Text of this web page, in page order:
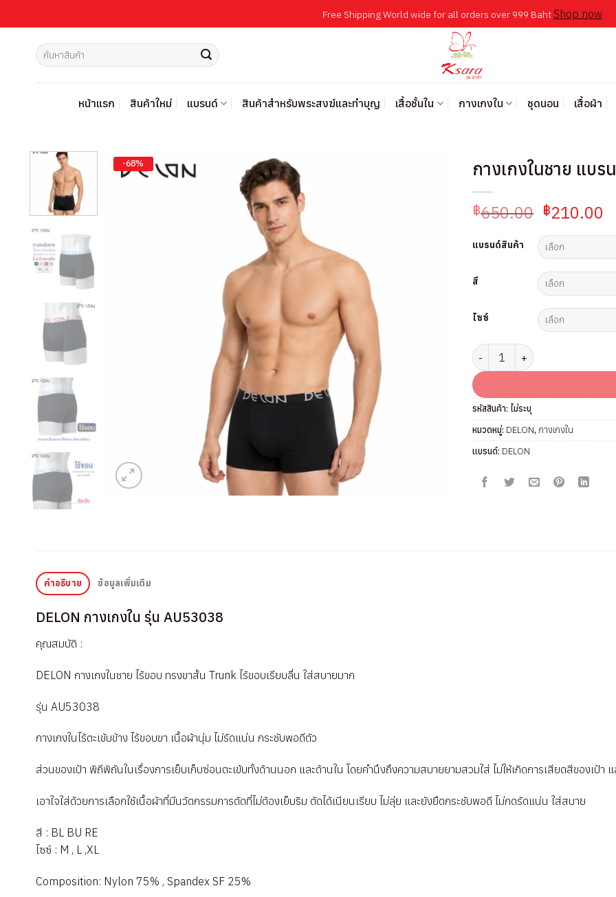
ไป
Free Shipping World wide for all orders over 999 Baht Shop now
ค้นหา:
หน้าแรก สินค้าใหม่ แบรนด์ สินค้าสำหรับพระสงฆ์และทำบุญ เสื้อชั้นใน กางเกงใน ชุดนอน เสื้อผ้า
-68% กางเกงในชาย แบร
฿650.00 Original
was:
฿650.00.
฿210.00
แบรนด์สินค้า
สี
ไซซ์
จำนวน กางเกงในชาย แบรนด์
รหัสสินค้า: ไม่ระบุ
หมวดหมู่: DELON, กางเกงใน
แบรนด์: DELON
คำอธิบาย ข้อมูลเพิ่มเติม
DELON กางเกงใน รุ่น AU53038
คุณสมบัติ :
DELON กางเกงในชาย ไร้ขอบ ทรงขาสั้น Trunk ไร้ขอบเรียบลื่น ใส่สบายมาก
รุ่น AU53038
กางเกงในไร้ตะเข้บข้าง ไร้ขอบขา เนื้อผ้านุ่ม ไม่รัดแน่น กระชับพอดีตัว
ส่วนของเป้า พิถีพิถันในเรื่องการเย็บเก็บซ่อนตะเข้บทั้งด้านนอก และด้านใน โดยคำนึงถึงความสบายยามสวมใส่ ไม่ให้เกิดการเสียดสีของเป้า
เอาใจใส่ด้วยการเลือกใช้เนื้อผ้าที่มีนวัตกรรมการตัดที่ไม่ต้องเย็บริม ตัดได้เนียนเรียบ ไม่ลุ่ย และยังยืดกระชับพอดี ไม่กดรัดแน่น ใส่สบาย
สี : BL BU RE
ไซซ์ : M , L ,XL
Composition: Nylon 75% , Spandex SF 25%